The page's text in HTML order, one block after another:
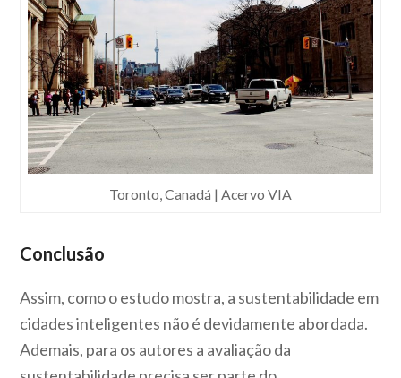
Toronto, Canadá | Acervo VIA
Conclusão
Assim, como o estudo mostra, a sustentabilidade em
cidades inteligentes não é devidamente abordada.
Ademais, para os autores a avaliação da